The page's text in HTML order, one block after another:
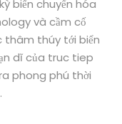
biến chuyển hóa
và cầm cố
thâm thúy tới biển
dĩ của truc tiep
phong phú thời